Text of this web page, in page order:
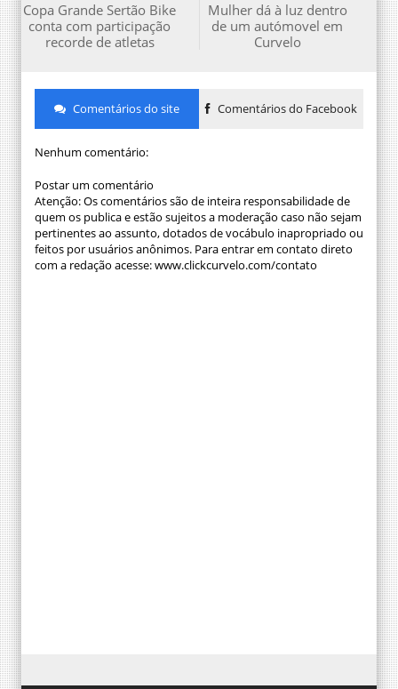
Mulher dá à luz dentro
de um autómovel em
Curvelo
Copa Grande Sertão Bike
conta com participação
recorde de atletas
Comentários do site Comentários do Facebook
Nenhum comentário:
Postar um comentário
Atenção: Os comentários são de inteira responsabilidade de
quem os publica e estão sujeitos a moderação caso não sejam
pertinentes ao assunto, dotados de vocábulo inapropriado ou
feitos por usuários anônimos. Para entrar em contato direto
com a redação acesse: www.clickcurvelo.com/contato